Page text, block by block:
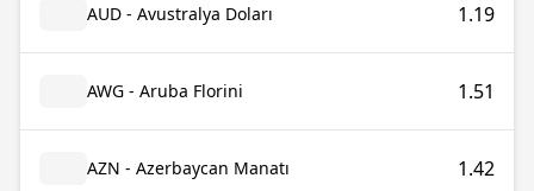
AUD - Avustralya Doları 1.19
AWG - Aruba Florini 1.51
AZN - Azerbaycan Manatı 1.42